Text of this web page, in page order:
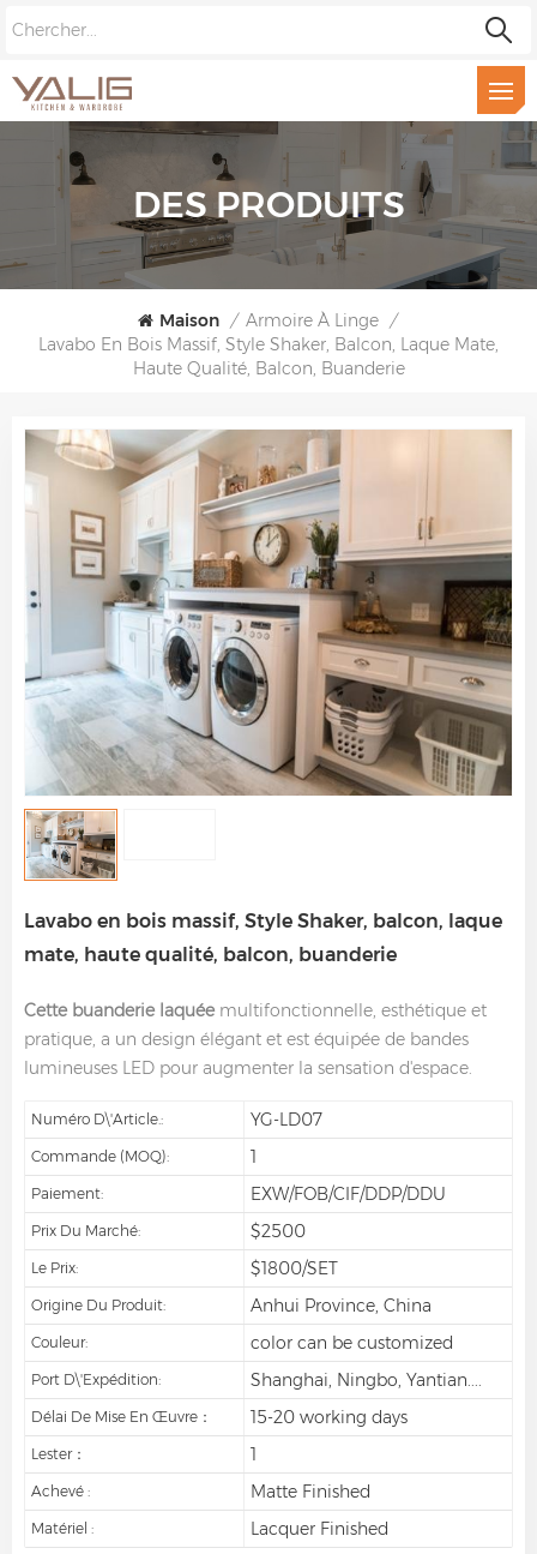
DES PRODUITS
Maison / Armoire À Linge /
Lavabo En Bois Massif, Style Shaker, Balcon, Laque Mate,
Haute Qualité, Balcon, Buanderie
Lavabo en bois massif, Style Shaker, balcon, laque
mate, haute qualité, balcon, buanderie
Cette buanderie laquée multifonctionnelle, esthétique et
pratique, a un design élégant et est équipée de bandes
lumineuses LED pour augmenter la sensation d'espace.
Numéro D\'article.: YG-LD07
Commande (MOQ): 1
Paiement: EXW/FOB/CIF/DDP/DDU
Prix Du Marché: $2500
Le Prix: $1800/SET
Origine Du Produit: Anhui Province, China
Couleur: color can be customized
Port D\'expédition: Shanghai, Ningbo, Yantian....
Délai De Mise En Œuvre： 15-20 working days
Lester： 1
Achevé : Matte Finished
Matériel : Lacquer Finished